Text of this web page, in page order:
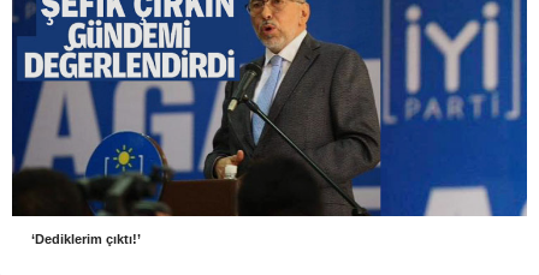
‘Dediklerim çıktı!’